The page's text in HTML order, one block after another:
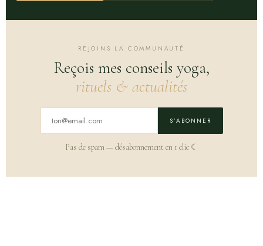
REJOINS LA COMMUNAUTÉ
Reçois mes conseils yoga,
rituels & actualités
S’ABONNER
Pas de spam — désabonnement en 1 clic ☾